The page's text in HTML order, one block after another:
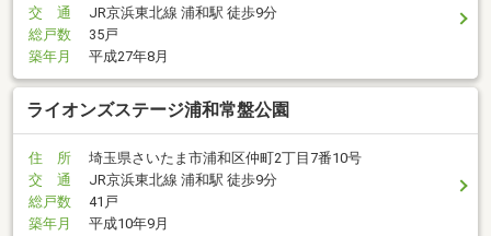
交 通
JR京浜東北線 浦和駅 徒歩9分
総戸数
35戸
築年月
平成27年8月
ライオンズステージ浦和常盤公園
住 所
埼玉県さいたま市浦和区仲町2丁目7番10号
交 通
JR京浜東北線 浦和駅 徒歩9分
総戸数
41戸
築年月
平成10年9月